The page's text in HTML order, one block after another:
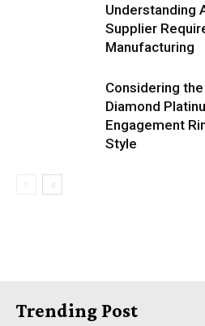
Understanding
Supplier
Manufacturing
Considering
Diamond
Engagement
Style
Trending Post